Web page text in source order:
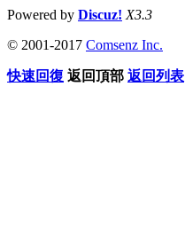
Powered by Discuz! X3.3
© 2001-2017 Comsenz Inc.
快速回復 返回頂部 返回列表